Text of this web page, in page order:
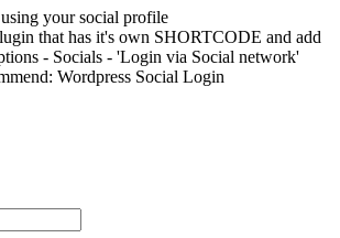
your social profile
that has it's own SHORTCODE and add
- Socials - 'Login via Social network'
Wordpress Social Login